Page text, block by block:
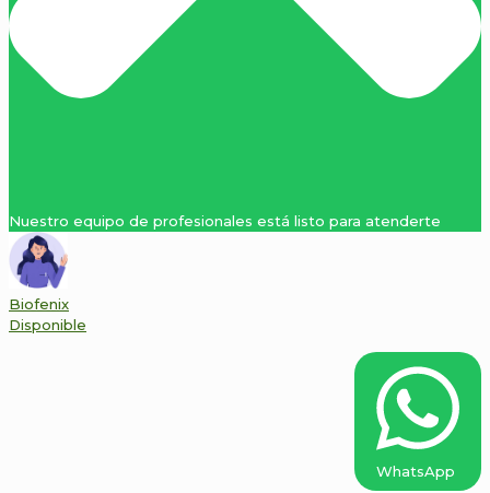
Nuestro equipo de profesionales está listo para atenderte
Biofenix
Disponible
WhatsApp